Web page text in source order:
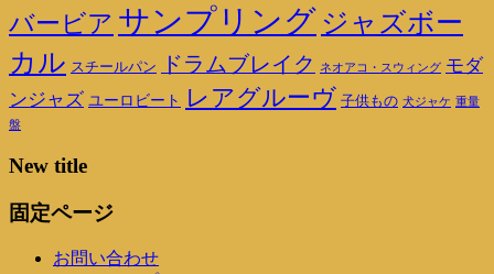
バービア サンプリング ジャズボー
カル スチールパン ドラムブレイク ネオアコ・スウィング モダ
ンジャズ ユーロビート レアグルーヴ 子供もの 犬ジャケ 重量
盤
New title
固定ページ
お問い合わせ